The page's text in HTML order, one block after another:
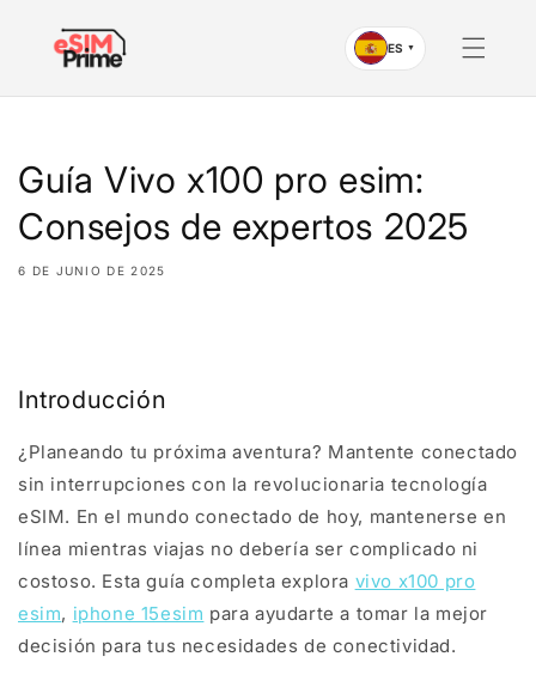
contenido
ES ▼
Guía Vivo x100 pro esim:
Consejos de expertos 2025
6 DE JUNIO DE 2025
Introducción
¿Planeando tu próxima aventura? Mantente conectado
sin interrupciones con la revolucionaria tecnología
eSIM. En el mundo conectado de hoy, mantenerse en
línea mientras viajas no debería ser complicado ni
costoso. Esta guía completa explora vivo x100 pro
esim, iphone 15esim para ayudarte a tomar la mejor
decisión para tus necesidades de conectividad.